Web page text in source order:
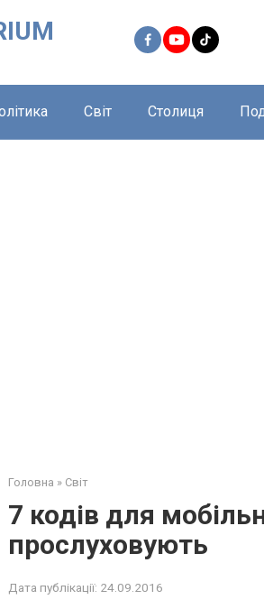
Світ Столиця
Головна » Світ
7 кодів для
прослуховують
Дата публікації: 24.09.2016